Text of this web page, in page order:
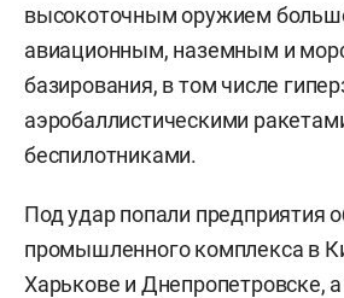
высокоточным оружием
авиационным, наземным и
базирования, в том числе
аэробаллистическими
беспилотниками.
Под удар попали предприятия
промышленного комплекса в
Харькове и Днепропетровске,